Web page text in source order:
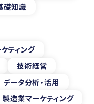
礎知識
ティング
技術経営
データ分析・活用
製造業マーケティング